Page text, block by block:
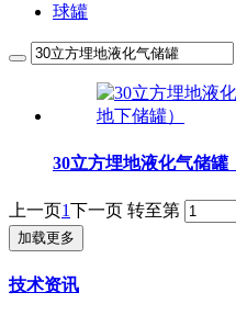
球罐
30立方埋地液化气储罐
上一页1下一页 转至第
加载更多
技术资讯